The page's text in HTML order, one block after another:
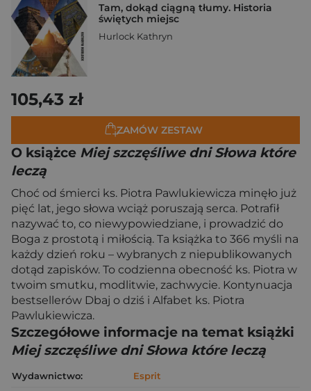
Tam, dokąd ciągną tłumy. Historia
świętych miejsc
Hurlock Kathryn
105,43 zł
ZAMÓW ZESTAW
O książce Miej szczęśliwe dni Słowa które
leczą
Choć od śmierci ks. Piotra Pawlukiewicza minęło już
pięć lat, jego słowa wciąż poruszają serca. Potrafił
nazywać to, co niewypowiedziane, i prowadzić do
Boga z prostotą i miłością. Ta książka to 366 myśli na
każdy dzień roku – wybranych z niepublikowanych
dotąd zapisków. To codzienna obecność ks. Piotra w
twoim smutku, modlitwie, zachwycie. Kontynuacja
bestsellerów Dbaj o dziś i Alfabet ks. Piotra
Pawlukiewicza.
Szczegółowe informacje na temat książki
Miej szczęśliwe dni Słowa które leczą
Wydawnictwo:
Esprit